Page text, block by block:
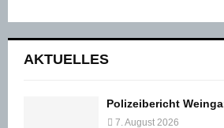
AKTUELLES
Polizeibericht
7. August 2026